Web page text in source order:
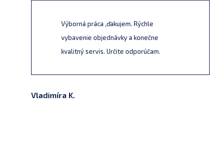
Výborná práca ,ďakujem. Rýchle
vybavenie objednávky a konečne
kvalitný servis. Určite odporúčam.
Vladimíra K.